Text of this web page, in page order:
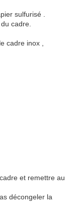
sulfurisé .
cadre.
cadre inox ,
et remettre au
décongeler la